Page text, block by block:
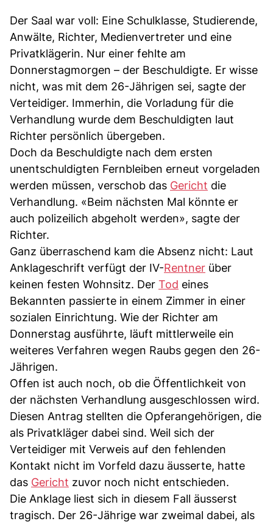
Der Saal war voll: Eine Schulklasse, Studierende,
Anwälte, Richter, Medienvertreter und eine
Privatklägerin. Nur einer fehlte am
Donnerstagmorgen – der Beschuldigte. Er wisse
nicht, was mit dem 26-Jährigen sei, sagte der
Verteidiger. Immerhin, die Vorladung für die
Verhandlung wurde dem Beschuldigten laut
Richter persönlich übergeben.
Doch da Beschuldigte nach dem ersten
unentschuldigten Fernbleiben erneut vorgeladen
werden müssen, verschob das Gericht die
Verhandlung. «Beim nächsten Mal könnte er
auch polizeilich abgeholt werden», sagte der
Richter.
Ganz überraschend kam die Absenz nicht: Laut
Anklageschrift verfügt der IV-Rentner über
keinen festen Wohnsitz. Der Tod eines
Bekannten passierte in einem Zimmer in einer
sozialen Einrichtung. Wie der Richter am
Donnerstag ausführte, läuft mittlerweile ein
weiteres Verfahren wegen Raubs gegen den 26-
Jährigen.
Offen ist auch noch, ob die Öffentlichkeit von
der nächsten Verhandlung ausgeschlossen wird.
Diesen Antrag stellten die Opferangehörigen, die
als Privatkläger dabei sind. Weil sich der
Verteidiger mit Verweis auf den fehlenden
Kontakt nicht im Vorfeld dazu äusserte, hatte
das Gericht zuvor noch nicht entschieden.
Die Anklage liest sich in diesem Fall äusserst
tragisch. Der 26-Jährige war zweimal dabei, als